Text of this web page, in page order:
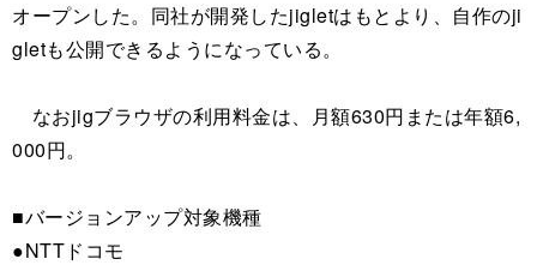
オープンした。同社が開発したjigletはもとより、自作のji
gletも公開できるようになっている。
なおjigブラウザの利用料金は、月額630円または年額6,
000円。
■バージョンアップ対象機種
●NTTドコモ